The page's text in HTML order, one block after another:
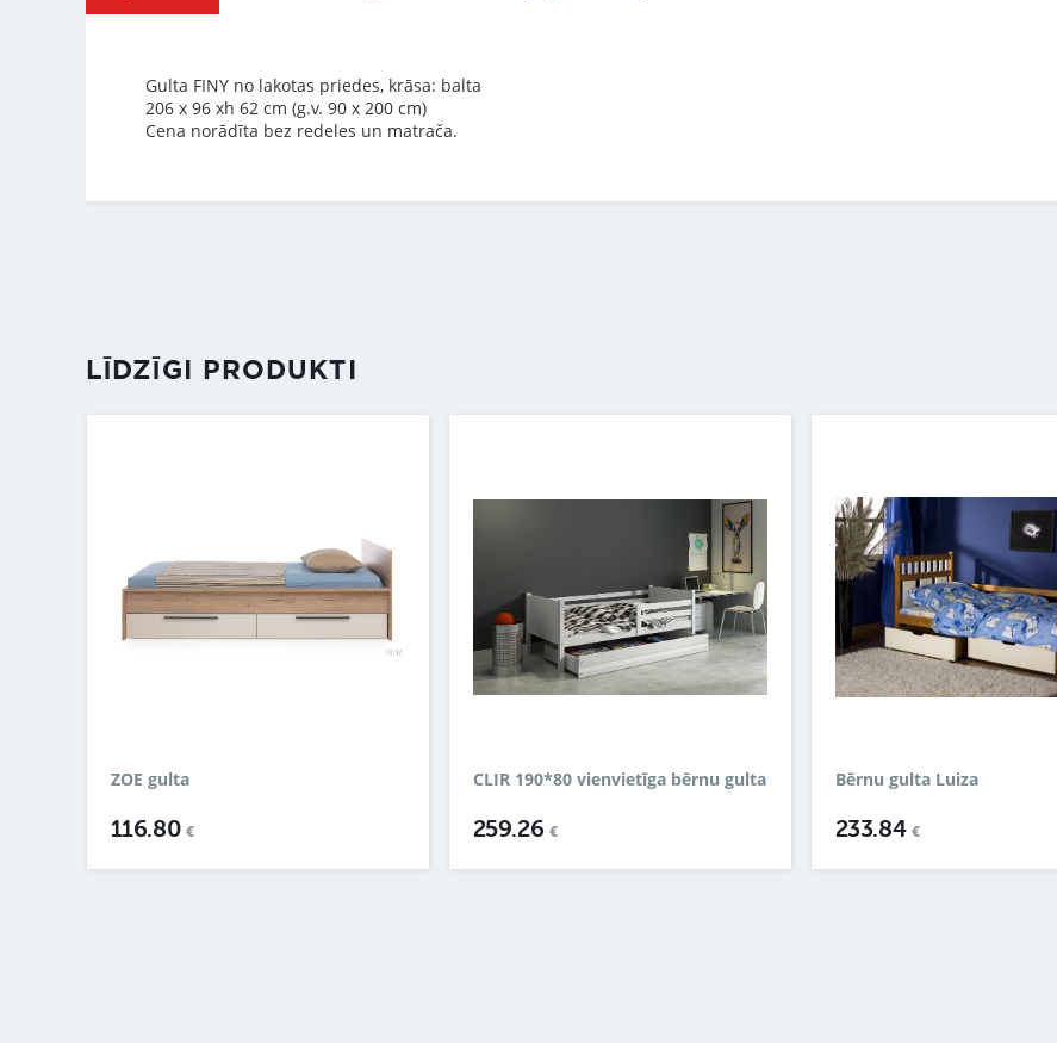
Gulta FINY no lakotas priedes, krāsa: balta
206 x 96 xh 62 cm (g.v. 90 x 200 cm)
Cena norādīta bez redeles un matrača.
LĪDZĪGI PRODUKTI
ZOE gulta
116.80 €
CLIR 190*80 vienvietīga bērnu gulta
259.26 €
Bērnu gulta Luiza
233.84 €